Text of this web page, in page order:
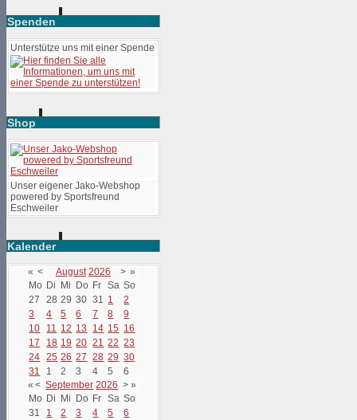
Spenden
Unterstütze uns mit einer Spende
Shop
Unser eigener Jako-Webshop
powered by Sportsfreund
Eschweiler
Kalender
« < August 2026 > »
Mo Di Mi Do Fr Sa So
27
28 29 30 31 1
2
3
4 5 6 7 8
9
10
11 12 13 14 15 16
17
18 19 20 21 22 23
24 25 26 27 28 29 30
31
1 2 3 4 5
6
« < September 2026 > »
Mo Di Mi Do Fr Sa So
31
1 2 3 4 5
6